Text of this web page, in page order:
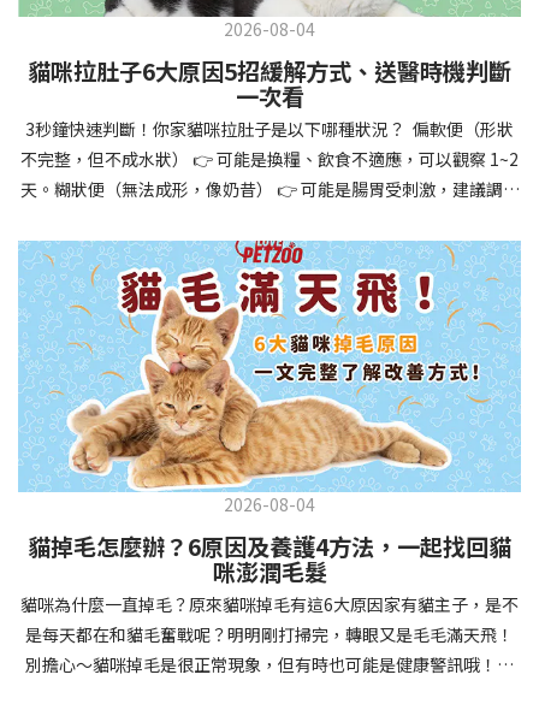
創造更和諧的相處模式。培養社交技能與適應能力及早接觸各種環
境和刺激，能幫助幼犬成長為自信穩定的成犬。適當的社會化訓練
讓牠們學會如何與其他狗狗、動物和人類和平相處，減少恐懼或攻
擊行為。這種適應能力使幼犬未來能從容面對獸醫檢查、美容
salon、寄宿或旅行等各種情境，大大提升生活品質。 訓練幼犬不只
是教會指令，更是塑造性格和習慣的過程！ 透過耐心且一致的訓
練，你不僅能擁有一隻聽話的好狗狗，更能建立起相互尊重的終身
相處中獲得回報狗狗訓練指南，六步驟培養幼犬開始幼犬訓練時，
系統性的方法能帶來最佳效果。從信任建立到習慣養成，每個階段
都至關重要，缺一不可。良好的訓練應循序漸進，把握幼犬成長敏
感期，以積極正向的方式引導。遵循這六個步驟，即使是第一次養
狗的新手，也能輕鬆將調皮的小狗訓練成聽話的好夥伴！建立信任
基礎 幼犬訓練的第一步不是教指令，而是建立信任。剛到新家的幼
犬可能感到緊張不安，給予適當空間適應環境很重要。用溫柔的聲
音交談，提供安全舒適的窩，維持規律的餵食和如廁時間，讓幼犬
感到安心。輕輕撫摸、溫柔擁抱，每天安排固定玩耍時間，這些都
任你後，可開始教導基本指令。從簡單的「坐下」開始，再逐步學
習「趴下」、「等待」和「過來」。每次訓練保持在5-10分鐘內，
避免幼犬注意力分散。使用清晰一致的口令和手勢，成功時立即給
予獎勵和讚美。記住，重複是學習的關鍵，每天多次短時間練習效
果最佳。調整日常行為除了基本指令，幼犬還需學習生活禮儀。如
2026-08-04
貓咪拉肚子6大原因5招緩解方式、送醫時機判斷
一次看
3秒鐘快速判斷！你家貓咪拉肚子是以下哪種狀況？ 偏軟便（形狀
不完整，但不成水狀） 👉 可能是換糧、飲食不適應，可以觀察 1~2
天。糊狀便（無法成形，像奶昔） 👉 可能是腸胃受刺激，建議調整
若超過 24 小時沒改善，建議就醫。血便（帶血絲或黑色糞便） 👉
可能是嚴重腸胃問題，應立即帶去獸醫院！想知道貓咪拉肚子的真
正原因，只要透過 5 個簡單步驟，就能判斷問題嚴重性，決定是否
需要就醫！接下來我們一起來看看該怎麼做吧！🐾 貓咪拉肚子怎麼
辦？5步驟判斷貓咪拉肚子是否需要馬上看醫生貓咪拉肚子的因素與
許多原因有關，更換食物、誤食異物或不乾淨的東西、寄生蟲、其
他疾病。 5 步驟判斷貓咪拉肚子原因，要不要看醫生？當貓咪拉肚
子時，不用慌張！透過以下 5 個步驟，就能快速判斷原因，並決定
是否需要帶去獸醫院。📌 貓咪拉肚子判斷步驟1：觀察糞便的狀態：
糞便質地是關鍵！不同形態代表不同的腸胃狀況📌 貓咪拉肚子判斷
步驟2：回想最近的飲食變化：有沒有突然換飼料或罐頭？ 有沒有吃
到新零食或人類食物？ 是否誤食異物？📌 貓咪拉肚子判斷步驟3：
確認環境與生活作息：最近是否搬家、換貓砂、新成員加入？ 天氣
是否有變化？ 飼主是否長時間外出？📌 貓咪拉肚子判斷步驟4：觀
察貓咪的精神與食慾：貓咪精神好嗎？、食慾是否正常？，可先觀
2026-08-04
貓掉毛怎麼辦？6原因及養護4方法，一起找回貓
咪澎潤毛髮
貓咪為什麼一直掉毛？原來貓咪掉毛有這6大原因家有貓主子，是不
是每天都在和貓毛奮戰呢？明明剛打掃完，轉眼又是毛毛滿天飛！
別擔心～貓咪掉毛是很正常現象，但有時也可能是健康警訊哦！以